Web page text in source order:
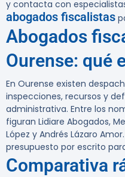
y contacta con
abogados fiscalistas
Abogados
Ourense: qué
En Ourense existen
inspecciones, recursos y
administrativa. Entre los
figuran Lidiare Abogados,
López y Andrés Lázaro
presupuesto por escrito
Comparativa